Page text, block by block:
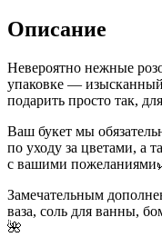
Описание
Невероятно нежные
упаковке —
подарить просто так,
Ваш букет мы
по уходу за цветами, а
с вашими
Замечательным
ваза, соль для ванны,
🌺